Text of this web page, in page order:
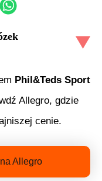
Phil&Teds Sport
Allegro, gdzie
cenie.
Allegro